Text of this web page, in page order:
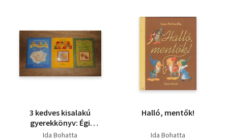
3 kedves kisalakú
gyerekkönyv: Égi
konyha, Csigakalauz,
Ida Bohatta
Halló, mentők!
Ida Bohatta